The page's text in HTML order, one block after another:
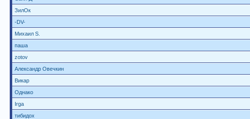
ЗилОк
-DV-
Михаил S.
паша
zotov
Александр Овечкин
Викар
Однако
Irga
тибидох